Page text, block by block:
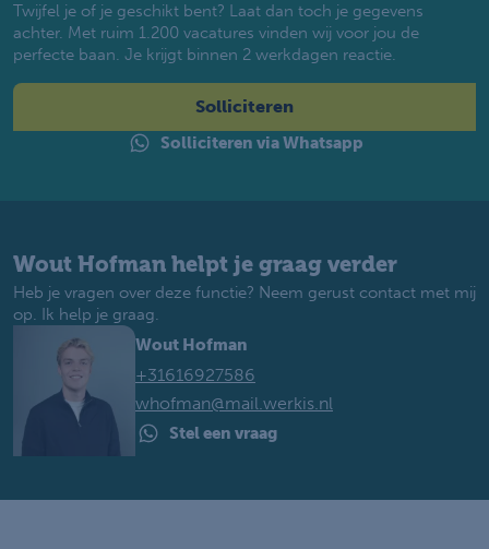
Twijfel je of je geschikt bent? Laat dan toch je gegevens
achter. Met ruim 1.200 vacatures vinden wij voor jou de
perfecte baan. Je krijgt binnen 2 werkdagen reactie.
Solliciteren
Solliciteren via Whatsapp
Wout Hofman helpt je graag verder
Heb je vragen over deze functie? Neem gerust contact met mij
op. Ik help je graag.
Wout Hofman
+31616927586
whofman@mail.werkis.nl
Stel een vraag